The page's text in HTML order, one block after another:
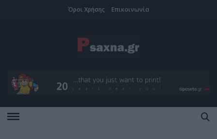
Όροι Χρήσης Επικοινωνία